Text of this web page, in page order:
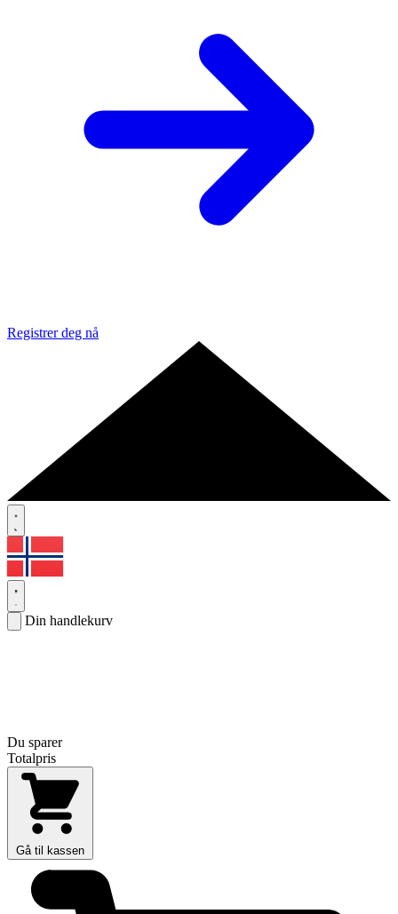
Registrer deg nå
Din handlekurv
Du sparer
Totalpris
Gå til kassen